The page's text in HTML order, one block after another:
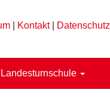
Kontakt| Datenschutz
Landesturnschule